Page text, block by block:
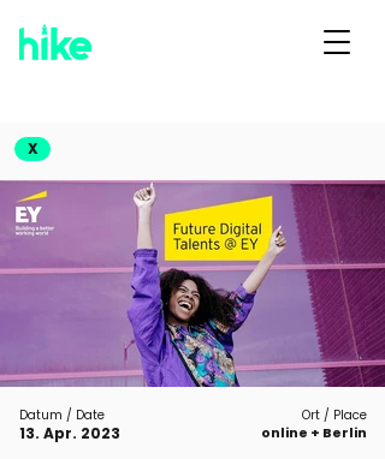
X
Datum / Date
13. Apr. 2023
Ort / Place
online + Berlin